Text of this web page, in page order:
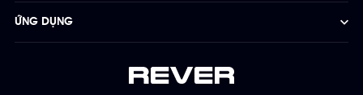
ỨNG DỤNG